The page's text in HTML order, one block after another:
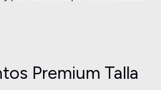
Premium Talla